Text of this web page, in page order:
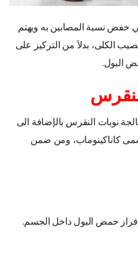
خفض نسبة المصابين به ويهتم
الكلى، بدلاَ من التركيز على
البول.
نوبات النقرس بالإضافة الى
كاناكينوماب، ومن ضمن
حمض البول داخل الجسم.